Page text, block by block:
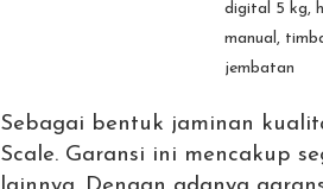
Sebagai bentuk jaminan
Scale. Garansi ini mencakup